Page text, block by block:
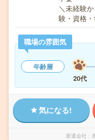
＼未経験
験・資格
職場の雰囲気
年齢層
20代
気になる!
派遣会社